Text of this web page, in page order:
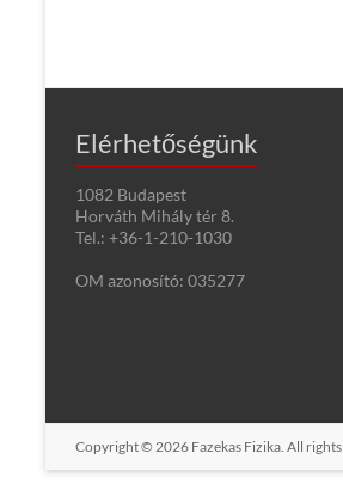
Elérhetőségünk
1082 Budapest
Horváth Mihály tér 8.
Tel.: +36-1-210-1030
OM azonosító: 035277
Copyright © 2026 Fazekas Fizika . All